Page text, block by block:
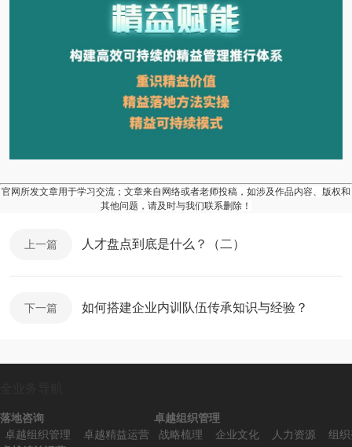
官网所发文章用于学习交流；文章来自网络或者老师投稿，如涉及作品内容、版权和
其他问题，请及时与我们联系删除！
上一篇 人才盘点到底是什么？（二）
下一篇 如何搭建企业内训队伍传承知识与经验？
落地咨询
卓越组织管理
卓越精益运营
卓越组织管理
战略梳理
企业文化 人力资源
组